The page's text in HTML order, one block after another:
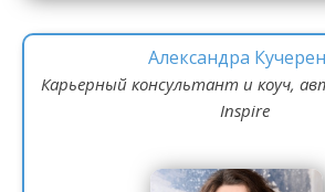
Александра
Карьерный консультант и коуч,
Inspire